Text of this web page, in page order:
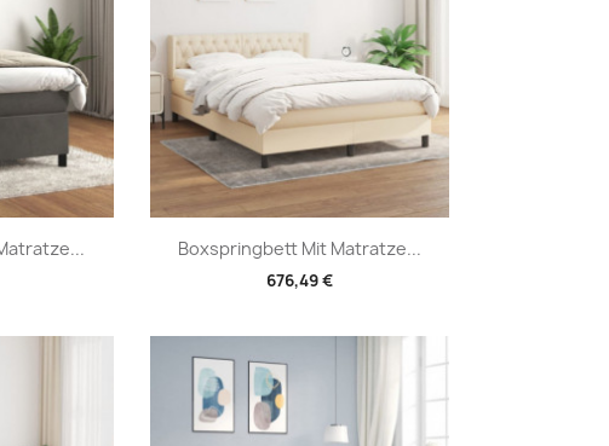
Boxspringbett Mit Matratze...
676,49 €
Vorschau